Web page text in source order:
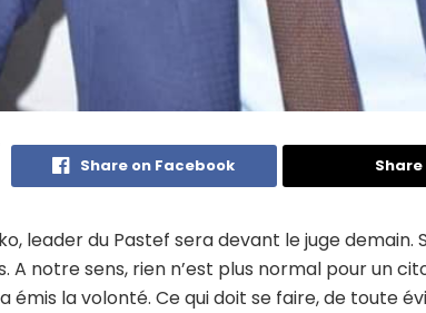
Share on Facebook
leader du Pastef sera devant le juge
A notre sens, rien n’est plus normal pour un
émis la volonté. Ce qui doit se faire, de toute